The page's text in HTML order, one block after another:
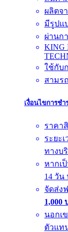
ผลิตจ
มีรูปแ
ผ่านก
KING
ใช้กับ
สามร
เงื่อนไขการช
ราคา
ระยะ
ทางบ
หากเ
14 วัน
จัดส่ง
1,000
นอกเ
ตัวแท